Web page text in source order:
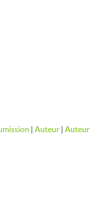
| Auteur | Auteur